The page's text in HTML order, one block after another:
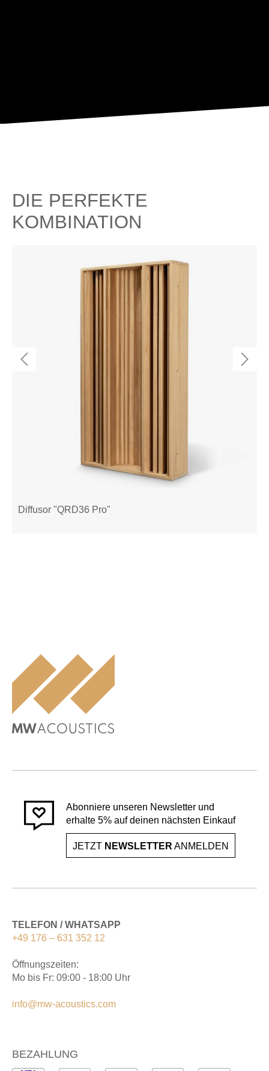
DIE PERFEKTE
KOMBINATION
Diffusor "QRD36 Pro"
Abonniere unseren Newsletter und
erhalte 5% auf deinen nächsten Einkauf
JETZT NEWSLETTER ANMELDEN
TELEFON / WHATSAPP
+49 176 – 631 352 12
Öffnungszeiten:
Mo bis Fr: 09:00 - 18:00 Uhr
info@mw-acoustics.com
BEZAHLUNG